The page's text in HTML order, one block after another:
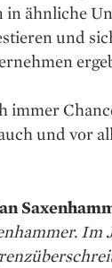
in ähnliche
und
immer
und vor
Im